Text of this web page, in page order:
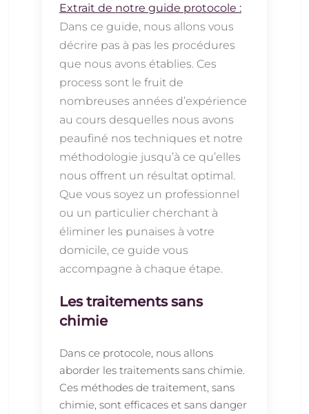
Extrait de notre guide protocole :
Dans ce guide, nous allons vous
décrire pas à pas les procédures
que nous avons établies. Ces
process sont le fruit de
nombreuses années d’expérience
au cours desquelles nous avons
peaufiné nos techniques et notre
méthodologie jusqu’à ce qu’elles
nous offrent un résultat optimal.
Que vous soyez un professionnel
ou un particulier cherchant à
éliminer les punaises à votre
domicile, ce guide vous
accompagne à chaque étape.
Les traitements sans
chimie
Dans ce protocole, nous allons
aborder les traitements sans chimie.
Ces méthodes de traitement, sans
chimie, sont efficaces et sans danger